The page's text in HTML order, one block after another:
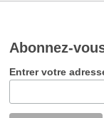
Abonnez-
Entrer votre